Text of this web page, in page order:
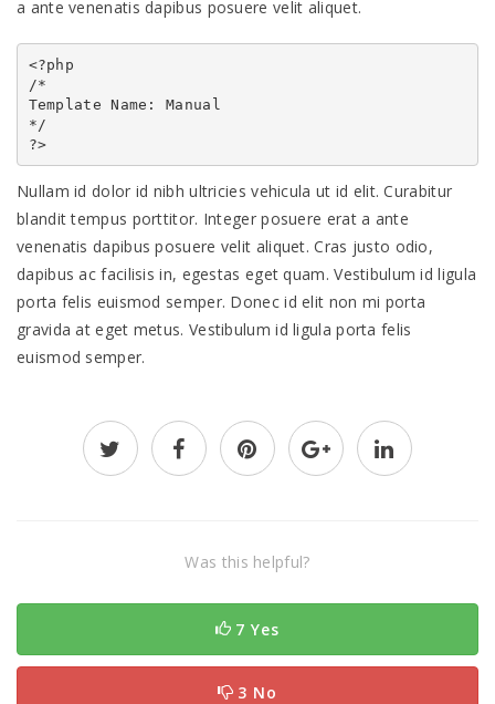
a ante venenatis dapibus posuere velit aliquet.
<?php
/*
Template Name: Manual
*/
Nullam id dolor id nibh ultricies vehicula ut id elit. Curabitur
blandit tempus porttitor. Integer posuere erat a ante
venenatis dapibus posuere velit aliquet. Cras justo odio,
dapibus ac facilisis in, egestas eget quam. Vestibulum id ligula
porta felis euismod semper. Donec id elit non mi porta
gravida at eget metus. Vestibulum id ligula porta felis
euismod semper.
Was this helpful?
7 Yes
3 No